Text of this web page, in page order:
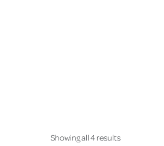
Showing all 4 results